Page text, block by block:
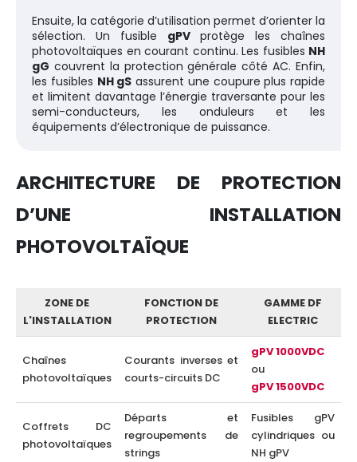
Ensuite, la catégorie d’utilisation permet d’orienter la
sélection. Un fusible gPVprotège les chaînes
photovoltaïques en courant continu. Les fusibles NH
gG couvrent la protection générale côté AC. Enfin,
les fusibles NH gS assurent une coupure plus rapide
et limitent davantage l’énergie traversante pour les
semi-conducteurs, les onduleurs et les
équipements d’électronique de puissance.
ARCHITECTURE DE PROTECTION
D’UNE INSTALLATION
PHOTOVOLTAÏQUE
ZONE DE
L'INSTALLATION
FONCTION DE
PROTECTION
GAMME DF
ELECTRIC
Chaînes
photovoltaïques
Courants inverses et
courts-circuits DC
gPV 1000VDC
ou
gPV 1500VDC
Coffrets DC
photovoltaïques
Départs et
regroupements de
strings
Fusibles gPV
cylindriques ou
NH gPV